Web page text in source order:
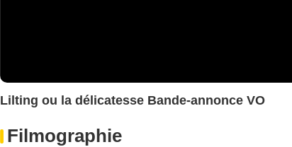
Lilting ou la délicatesse Bande-annonce VO
Filmographie